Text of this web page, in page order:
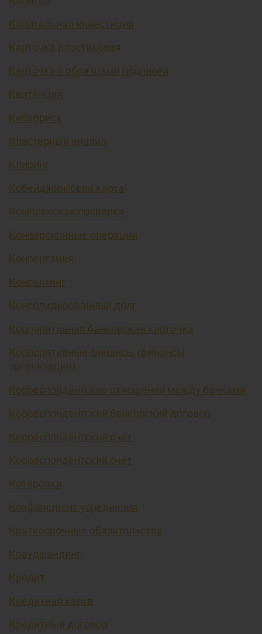
Капитальная инвестиция
Карточка пластиковая
Карточка с образцами подписей
Квитанция
Киберриск
Кластерный анализ
Клиринг
Кобейджинговая карта
Комплексная проверка
Конверсионные операции
Конвертация
Консалтинг
Консолидированный долг
Корпоративная банковская карточка
Корпоративные финансы (финансы
организации)
Корреспондентские отношения между банками
Корреспондентский банковский договор
Корреспондентский счет
Корреспондентский счёт
Котировка
Коэффициент усреднения
Краткосрочные обязательства
Краудфандинг
Кредит
Кредитная карта
Кредитный договор